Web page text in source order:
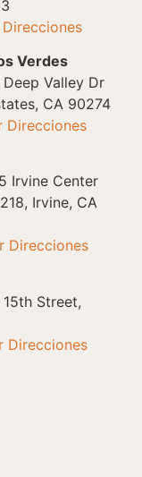
Verdes
Valley Dr
CA 90274
Direcciones
Irvine Center
Irvine, CA
Direcciones
Street,
Direcciones